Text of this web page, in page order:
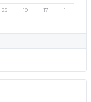
25 19 17 1